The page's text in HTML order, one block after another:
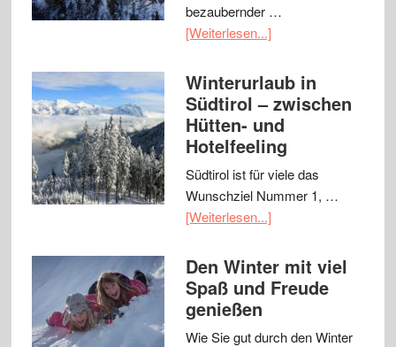
bezaubernder …
[Weiterlesen...]
Winterurlaub in
Südtirol – zwischen
Hütten- und
Hotelfeeling
Südtirol ist für viele das
Wunschziel Nummer 1, …
[Weiterlesen...]
Den Winter mit viel
Spaß und Freude
genießen
Wie Sie gut durch den Winter